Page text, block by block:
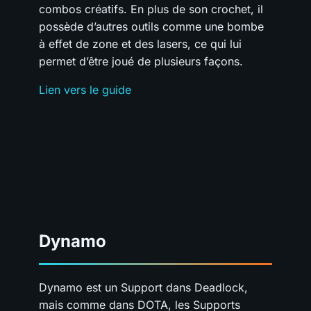
combos créatifs. En plus de son crochet, il
possède d’autres outils comme une bombe
à effet de zone et des lasers, ce qui lui
permet d’être joué de plusieurs façons.
Lien vers le guide
Dynamo
Dynamo est un Support dans Deadlock,
mais comme dans DOTA, les Supports